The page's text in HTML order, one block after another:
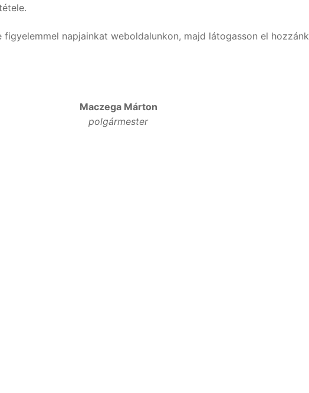
figyelemmel napjainkat weboldalunkon, majd látogasson el hozzánk
Maczega Márton
polgármester